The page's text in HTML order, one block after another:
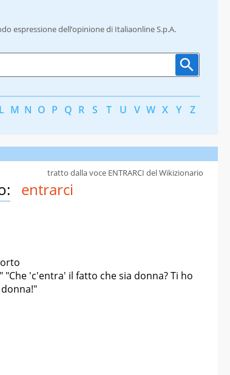
espressione dell’opinione di Italiaonline S.p.A.
L M N O P Q R S T U V W X Y Z
entrarci
"Che 'c'entra' il fatto che sia donna? Ti ho
tratto dalla voce ENTRARCI del Wikizionario